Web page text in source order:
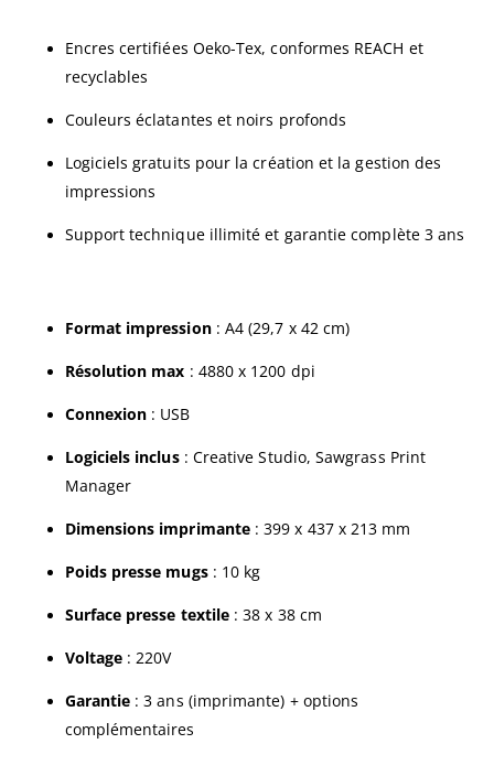
Encres certifiées Oeko-Tex, conformes REACH et
recyclables
Couleurs éclatantes et noirs profonds
Logiciels gratuits pour la création et la gestion des
impressions
Support technique illimité et garantie complète 3 ans
Format impression: A4 (29,7 x 42 cm)
Résolution max : 4880 x 1200 dpi
Connexion : USB
Logiciels inclus: Creative Studio, Sawgrass Print
Manager
Dimensions imprimante: 399 x 437 x 213 mm
Poids presse mugs: 10 kg
Surface presse textile : 38 x 38 cm
Voltage : 220V
Garantie : 3 ans (imprimante) + options
complémentaires